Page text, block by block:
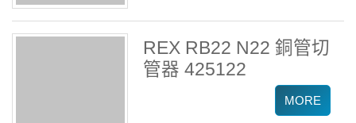
REX RB22 N22 銅管切
管器 425122